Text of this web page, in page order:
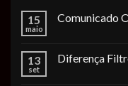
15
maio
Comunicado
13
set
Diferença